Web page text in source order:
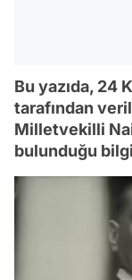
Bu yazıda, 24
tarafından
Milletvekilli
bulunduğu